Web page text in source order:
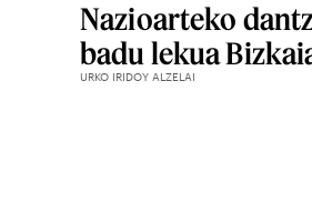
Nazioarteko
badu lekua
URKO IRIDOY ALZELAI